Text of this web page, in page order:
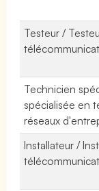
Testeur /
Technicien
spécialisée en
réseaux
Installateur /